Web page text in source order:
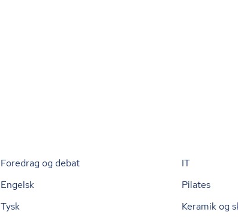
Foredrag og debat
IT
Engelsk
Pilates
Tysk
Keramik og